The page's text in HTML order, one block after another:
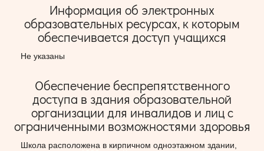
Информация об электронных
образовательных ресурсах, к которым
обеспечивается доступ учащихся
Не указаны
Обеспечение беспрепятственного
доступа в здания образовательной
организации для инвалидов и лиц с
ограниченными возможностями здоровья
Школа расположена в кирпичном одноэтажном здании,